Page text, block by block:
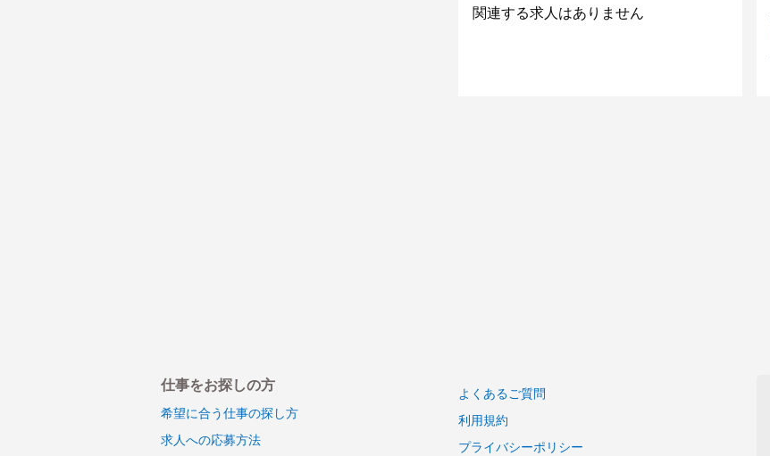
関連する求人はありません
仕事をお探しの方
希望に合う仕事の探し方
求人への応募方法
よくあるご質問
利用規約
プライバシーポリシー